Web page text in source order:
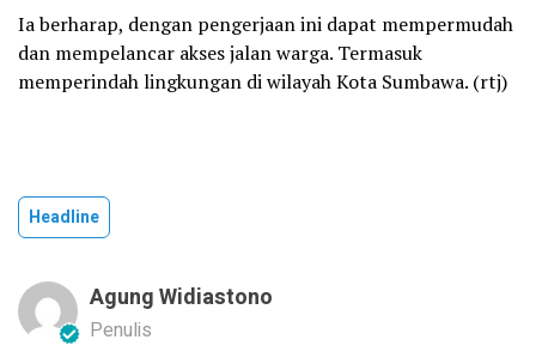
Ia berharap, dengan pengerjaan ini dapat mempermudah
dan mempelancar akses jalan warga. Termasuk
memperindah lingkungan di wilayah Kota Sumbawa. (rtj)
Headline
Agung Widiastono
Penulis